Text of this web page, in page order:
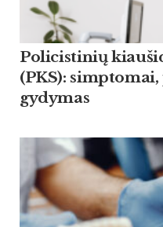
Policistinių
(PKS):
gydymas